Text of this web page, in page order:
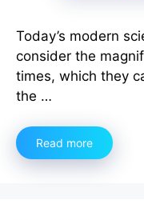
Today’s modern
consider the
times, which they
the …
Read more